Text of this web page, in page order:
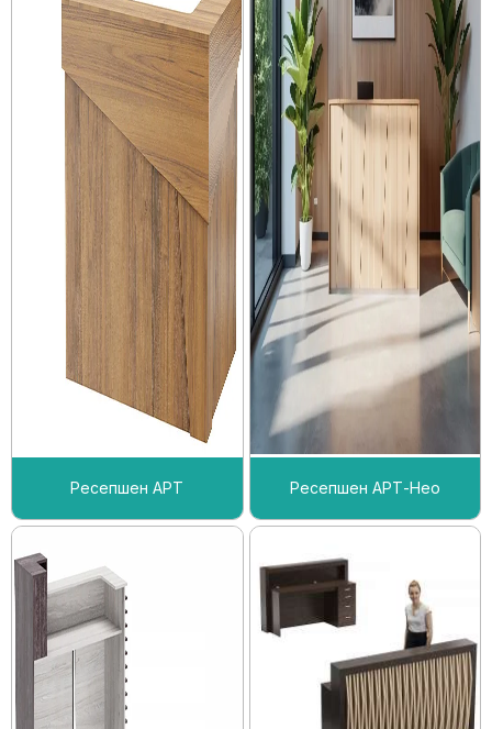
Ресепшен АРТ Ресепшен АРТ-Нео